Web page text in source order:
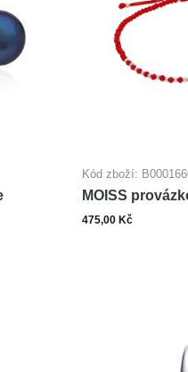
Kód zboží:
MOISS
nohu s
475,00 Kč